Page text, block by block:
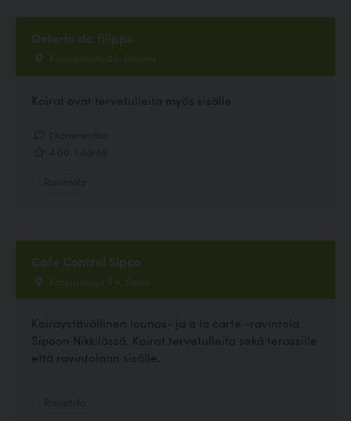
Osteria da filippo
Kauppakatu 20, Rauma
Koirat ovat tervetulleita myös sisälle
Cafe Control Sipoo
Kauppakuja 3 A, Sipoo
Koiraystävällinen lounas- ja a la carte -ravintola
Sipoon Nikkilässä. Koirat tervetulleita sekä terassille
että ravintolaan sisälle.